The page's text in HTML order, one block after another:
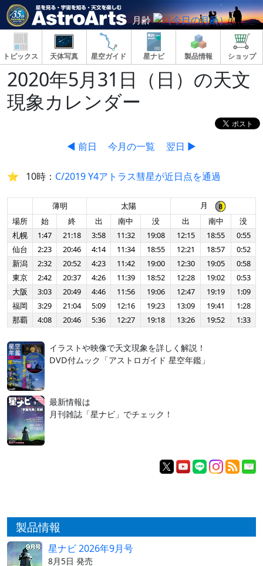
月齢
トピックス 天体写真 星空ガイド 星ナビ 製品情報 ショップ
2020年5月31日（日）の天文
現象カレンダー
◀ 前日 今月の一覧 翌日 ▶
10時： C/2019 Y4アトラス彗星が近日点を通過
薄明 太陽
月
場所
始 終 出 南中 没 出 南中
没
札幌
1:47 21:18 3:58 11:32 19:08 12:15 18:55
0:55
仙台
2:23 20:46 4:14 11:34 18:55 12:21 18:57
0:52
新潟
2:32 20:52 4:23 11:42 19:00 12:30 19:05
0:58
東京
2:42 20:37 4:26 11:39 18:52 12:28 19:02
0:53
大阪
3:03 20:49 4:46 11:56 19:06 12:47 19:19
1:09
福岡
3:29 21:04 5:09 12:16 19:23 13:09 19:41
1:28
那覇
4:08 20:46 5:36 12:27 19:18 13:26 19:52 1:33
イラストや映像で天文現象を詳しく解説！
DVD付ムック「アストロガイド 星空年鑑」
最新情報は
月刊雑誌「星ナビ」でチェック！
製品情報
星ナビ 2026年9月号
8月5日 発売